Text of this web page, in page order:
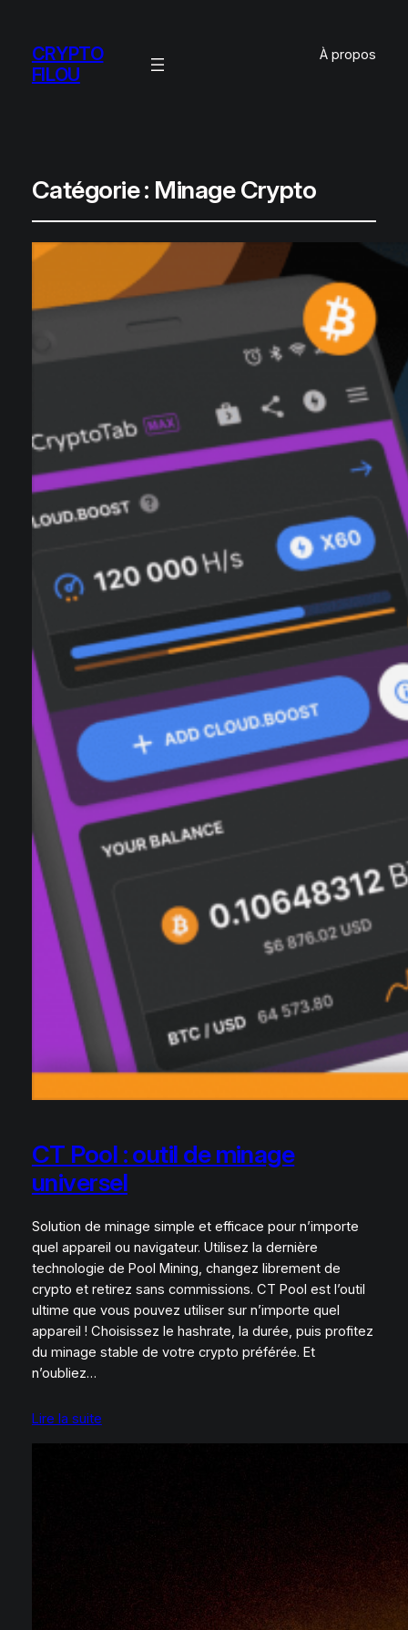
CRYPTO
FILOU
À propos
Catégorie : Minage Crypto
CT Pool : outil de minage
universel
Solution de minage simple et efficace pour n’importe
quel appareil ou navigateur. Utilisez la dernière
technologie de Pool Mining, changez librement de
crypto et retirez sans commissions. CT Pool est l’outil
ultime que vous pouvez utiliser sur n’importe quel
appareil ! Choisissez le hashrate, la durée, puis profitez
du minage stable de votre crypto préférée. Et
n’oubliez…
Lire la suite